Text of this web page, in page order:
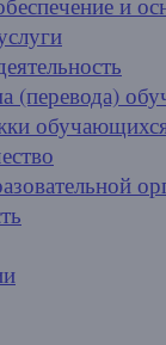
(перевода)